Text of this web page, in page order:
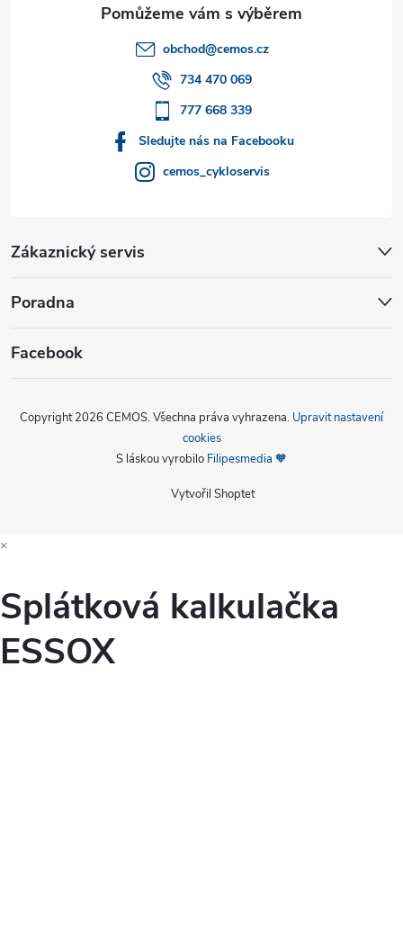
obchod@cemos.cz
734 470 069
777 668 339
Sledujte nás na Facebooku
cemos_cykloservis
Zákaznický servis
Poradna
Facebook
Vytvořil Shoptet
Copyright 2026 CEMOS. Všechna práva vyhrazena. Upravit nastavení
cookies
S láskou vyrobilo Filipesmedia 🧡
×
Splátková kalkulačka
ESSOX